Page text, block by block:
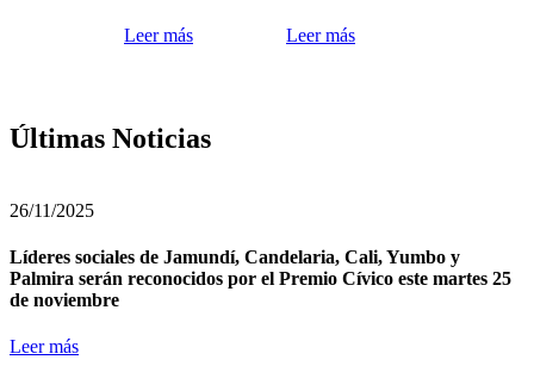
Leer más Leer más
Últimas Noticias
26/11/2025
Líderes sociales de Jamundí, Candelaria, Cali, Yumbo y
Palmira serán reconocidos por el Premio Cívico este martes 25
de noviembre
Leer más